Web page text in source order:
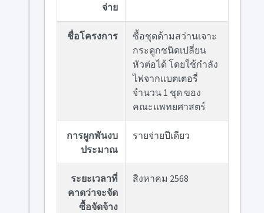
จ่าย
ชื่อโครงการ
ซื้อชุดด้ามสว่านเจาะ
กระดูกชนิดเปลี่ยน
หัวต่อได้ โดยใช้กำลัง
ไฟจากแบตเตอรี่
จำนวน 1 ชุด ของ
คณะแพทยศาสตร์
การผูกพันงบ
ประมาณ
รายจ่ายปีเดียว
ระยะเวลาที่
คาดว่าจะจัด
ซื้อจัดจ้าง
สิงหาคม 2568